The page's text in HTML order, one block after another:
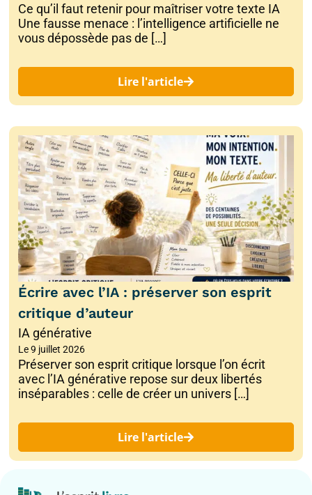
Ce qu’il faut retenir pour maîtriser votre texte IA
Une fausse menace : l’intelligence artificielle ne
vous dépossède pas de […]
Lire l'article
Écrire avec l’IA : préserver son esprit
critique d’auteur
IA générative
Le9 juillet 2026
Préserver son esprit critique lorsque l’on écrit
avec l’IA générative repose sur deux libertés
inséparables : celle de créer un univers […]
Lire l'article